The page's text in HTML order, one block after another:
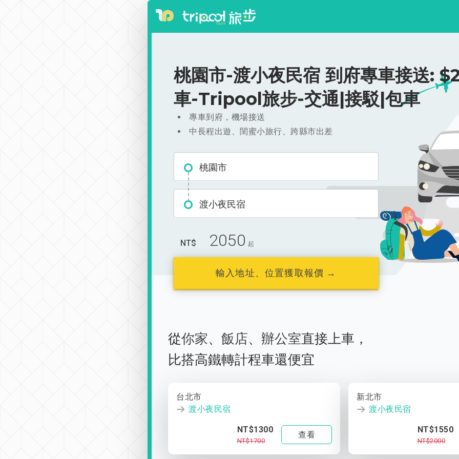
桃園市-渡小夜民宿 到府專車接送:
車-Tripool旅步-交通|接駁|包車
專車到府，機場接送
中長程出遊、閨蜜小旅行、跨縣市出差
桃園市
渡小夜民宿
NT$ 2050 起
輸入地址、位置獲取報價 →
從你家、 飯店、 辦公室直接上車，
比搭高鐵轉計程車還便宜
台北市
渡小夜民宿
NT$1300
NT$1700
查看
新北市
渡小夜民宿
NT$1550
NT$2000